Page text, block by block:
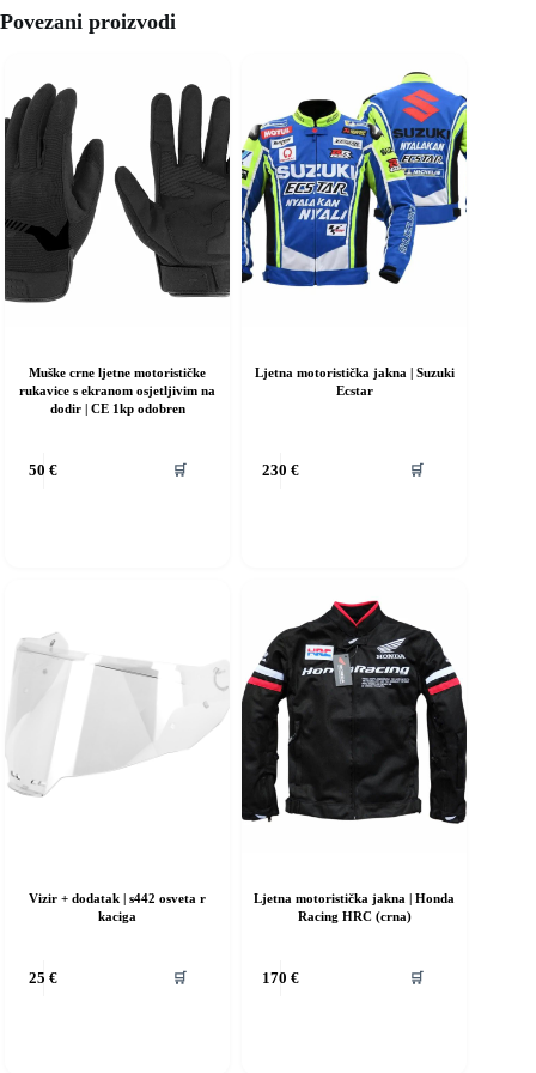
Povezani proizvodi
Muške crne ljetne motorističke
rukavice s ekranom osjetljivim na
dodir | CE 1kp odobren
50€ 🛒
Ljetna motoristička jakna | Suzuki
Ecstar
230 € 🛒
proizvod
odabrati
stranici
proizvoda
Vizir + dodatak | s442 osveta r
kaciga
25€ 🛒
Ljetna motoristička jakna | Honda
Racing HRC (crna)
170 € 🛒
proizvod